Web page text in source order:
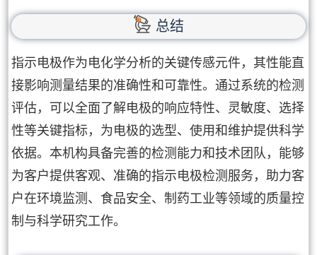
总结
指示电极作为电化学分析的关键传感元件，其性能直
接影响测量结果的准确性和可靠性。通过系统的检测
评估，可以全面了解电极的响应特性、灵敏度、选择
性等关键指标，为电极的选型、使用和维护提供科学
依据。本机构具备完善的检测能力和技术团队，能够
为客户提供客观、准确的指示电极检测服务，助力客
户在环境监测、食品安全、制药工业等领域的质量控
制与科学研究工作。